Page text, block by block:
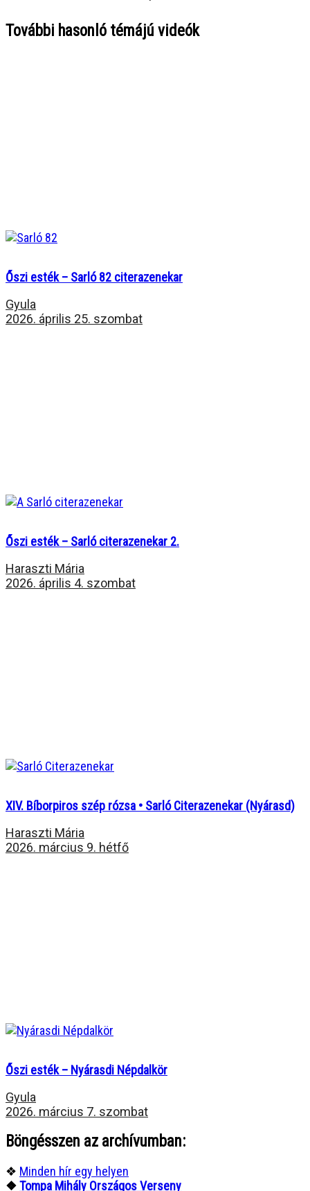
További hasonló témájú videók
Őszi esték – Sarló 82 citerazenekar
Gyula
2026. április 25. szombat
Őszi esték – Sarló citerazenekar 2.
Haraszti Mária
2026. április 4. szombat
XIV. Bíborpiros szép rózsa • Sarló Citerazenekar (Nyárasd)
Haraszti Mária
2026. március 9. hétfő
Őszi esték – Nyárasdi Népdalkör
Gyula
2026. március 7. szombat
Böngésszen az archívumban:
❖ Minden hír egy helyen
❖Tompa Mihály Országos Verseny